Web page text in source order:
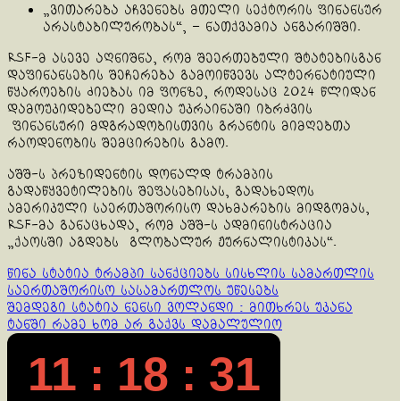
„ვითარება აჩვენებს მთელი სექტორის ფინანსურ
არასტაბილურობას“, – ნათქვამია ანგარიშში.
RSF-მ ასევე აღნიშნა, რომ შეერთებული შტატებისგან
დაფინანსების შეჩერება გამოიწვევს ალტერნატიული
წყაროების ძიებას იმ ფონზე, როდესაც 2024 წლიდან
დამოუკიდებელი მედია უკრაინაში იბრძვის
ფინანსური მდგრადობისთვის გრანტის მიმღებთა
რაოდენობის შემცირების გამო.
აშშ-ს პრეზიდენტის დონალდ ტრამპის
გადაწყვეტილების შეფასებისას, გადახედოს
ამერიკული საერთაშორისო დახმარების მიდგომას,
RSF-მა განაცხადა, რომ აშშ-ს ადმინისტრაცია
„ქაოსში აგდებს გლობალურ ჟურნალისტიკას“.
Continue
Reading
წინა სტატია ტრამპი სანქციებს სისხლის სამართლის
საერთაშორისო სასამართლოს უწესებს
შემდეგი სტატია ნენსი ვოლანდი : მითხრეს უკანა
ტანში რამე ხომ არ გაქვს დამალულიო
11 : 18 : 31